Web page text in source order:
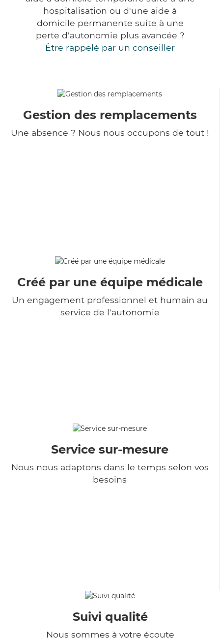
hospitalisation ou d'une aide à
domicile permanente suite à une
perte d'autonomie plus avancée ?
Être rappelé par un conseiller
Gestion des remplacements
Une absence ? Nous nous occupons de tout !
Créé par une équipe médicale
Un engagement professionnel et humain au
service de l'autonomie
Service sur-mesure
Nous nous adaptons dans le temps selon vos
besoins
Suivi qualité
Nous sommes à votre écoute